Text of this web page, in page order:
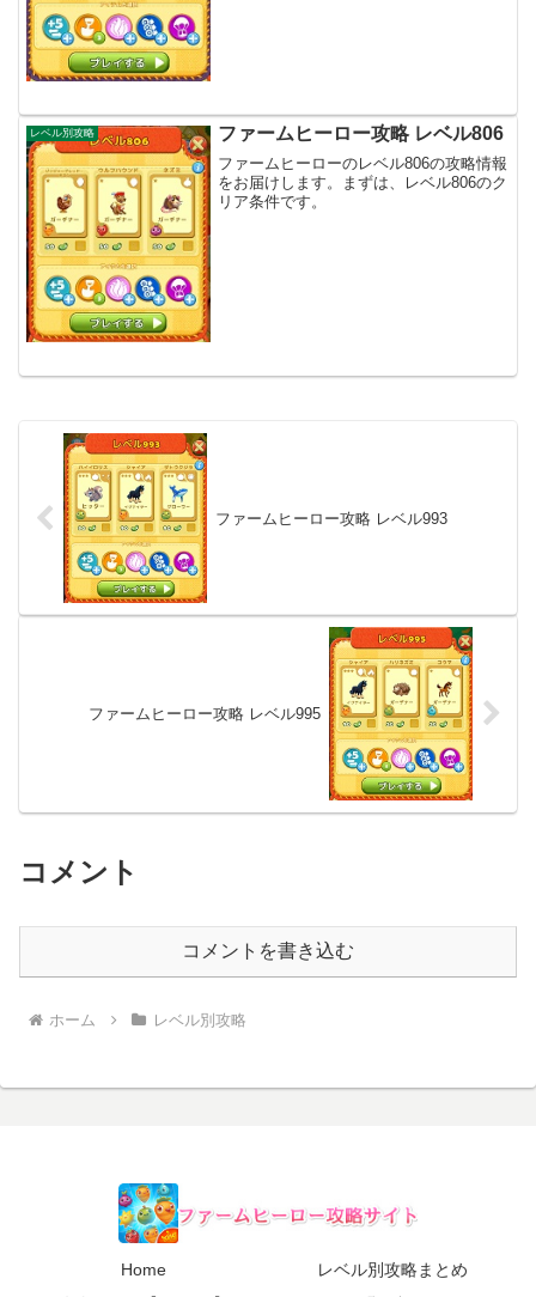
レベル別攻略 ファームヒーロー攻略 レベル806
ファームヒーローのレベル806の攻略情報
をお届けします。まずは、レベル806のク
リア条件です。
ファームヒーロー攻略 レベル993
ファームヒーロー攻略 レベル995
コメント
コメントを書き込む
ホーム レベル別攻略
Home
レベル別攻略まとめ